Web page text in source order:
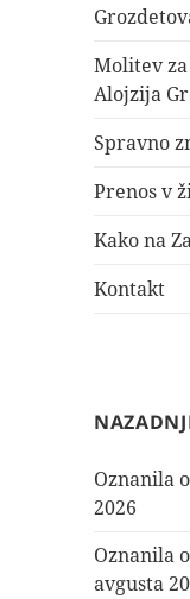
Molitev
Alojzija
Spravno
Prenos v
Kako na
Kontakt
Oznanila
2026
Oznanila
avgusta